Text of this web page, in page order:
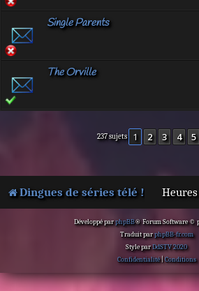
Single Parents
The Orville
237 sujets 1 2 3 4 5
Dingues de séries télé !
Développé parphpBB® Forum Software ©
Traduit parphpBB-fr.com
Style parDdSTV 2020
Confidentialité|Conditions